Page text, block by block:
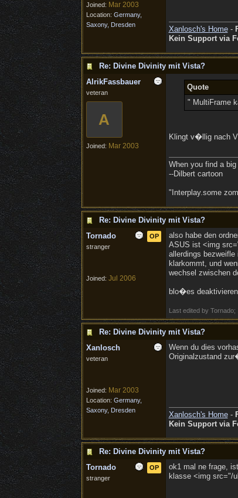
Joined: Mar 2003
Location: Germany,
Saxony, Dresden
Xanlosch's Home-
Kein Support via
Re: Divine Divinity mit Vista?
AlrikFassbauer
veteran
A
Joined: Mar 2003
Quote
" MultiFrame
Klingt v�llig nach
When you find a
--Dilbert cartoon
"Interplay.some
Re: Divine Divinity mit Vista?
OP
Tornado
stranger
Joined: Jul 2006
also habe den
ASUS ist <img
allerdings
klarkommt, und
wechsel zwischen
blo�es
Last edited by Tornado;
Re: Divine Divinity mit Vista?
Xanlosch
veteran
Joined: Mar 2003
Location: Germany,
Saxony, Dresden
Wenn du dies
Originalzustand
Xanlosch's Home-
Kein Support via
Re: Divine Divinity mit Vista?
OP
Tornado
stranger
ok1 mal ne frage,
klasse <img src="/